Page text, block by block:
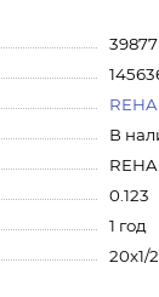
39877
В
0.123
1 год
20x1/2